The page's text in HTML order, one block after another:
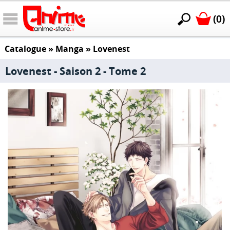
(0)
Catalogue» Manga » Lovenest
Lovenest - Saison 2 - Tome 2